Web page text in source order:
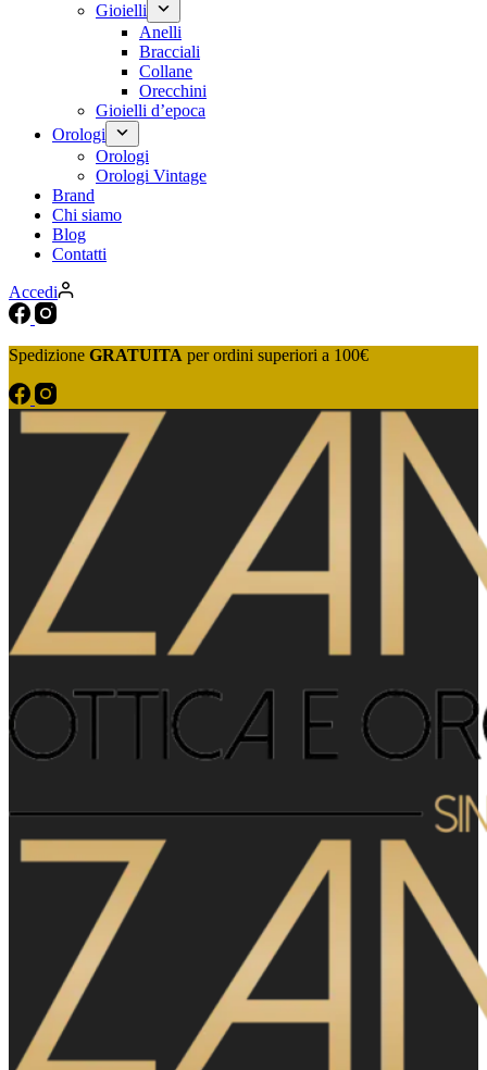
Gioielli
Anelli
Bracciali
Collane
Orecchini
Gioielli d’epoca
Orologi
Orologi
Orologi Vintage
Brand
Chi siamo
Blog
Contatti
Accedi
Spedizione GRATUITA per ordini superiori a 100€